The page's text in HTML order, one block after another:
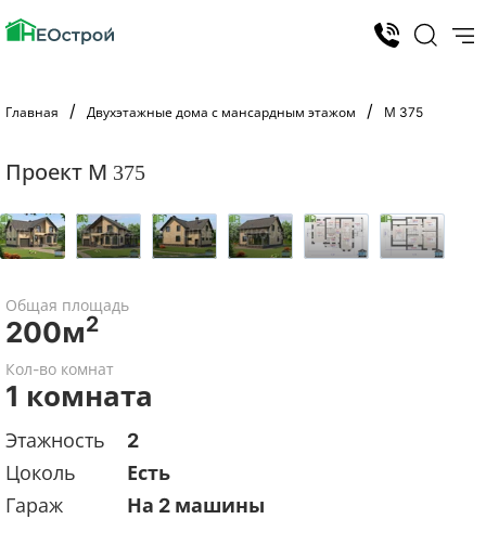
Главная Двухэтажные дома с мансардным этажом М 375
Проект М 375
Общая площадь
200м2
Кол-во комнат
1 комната
Этажность
2
Цоколь
Есть
Гараж
На 2 машины